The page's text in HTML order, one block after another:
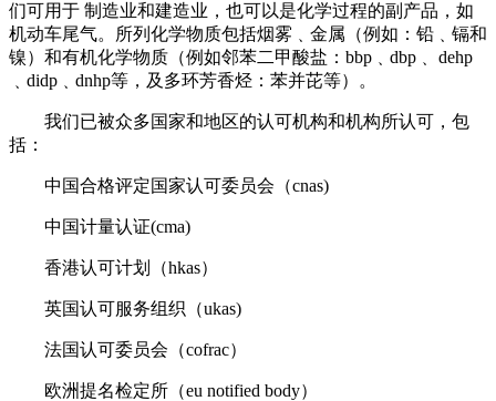
们可用于 制造业和建造业，也可以是化学过程的副产品，如
机动车尾气。所列化学物质包括烟雾﹑金属（例如：铅﹑镉和
镍）和有机化学物质（例如邻苯二甲酸盐：bbp﹑dbp﹑ dehp
﹑didp﹑dnhp等，及多环芳香烃：苯并芘等）。
我们已被众多国家和地区的认可机构和机构所认可，包
括：
中国合格评定国家认可委员会（cnas)
中国计量认证(cma)
香港认可计划（hkas）
英国认可服务组织（ukas)
法国认可委员会（cofrac）
欧洲提名检定所（eu notified body）